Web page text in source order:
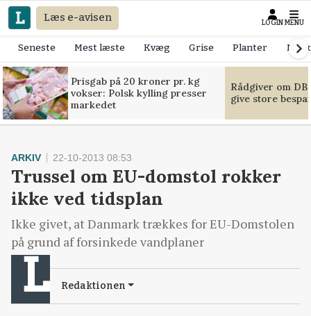
Læs e-avisen LOGIN MENU
Seneste Mest læste Kvæg Grise Planter
Prisgab på 20 kroner pr. kg
vokser: Polsk kylling presser
markedet
Rådgiver om
give store
ARKIV 22-10-2013 08:53
Trussel om EU-domstol rokker
ikke ved tidsplan
Ikke givet, at Danmark trækkes for EU-Domstolen
på grund af forsinkede vandplaner
Redaktionen